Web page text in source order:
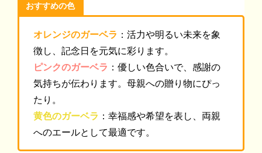
おすすめの色
オレンジのガーベラ ：活力や明るい未来を象
徴し、記念日を元気に彩ります。
ピンクのガーベラ ：優しい色合いで、感謝の
気持ちが伝わります。母親への贈り物にぴっ
たり。
黄色のガーベラ ：幸福感や希望を表し、両親
へのエールとして最適です。